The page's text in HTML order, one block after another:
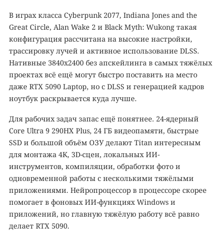
В играх класса Cyberpunk 2077, Indiana Jones and the
Great Circle, Alan Wake 2 и Black Myth: Wukong такая
конфигурация рассчитана на высокие настройки,
трассировку лучей и активное использование DLSS.
Нативные 3840x2400 без апскейлинга в самых тяжёлых
проектах всё ещё могут быстро поставить на место
даже RTX 5090 Laptop, но с DLSS и генерацией кадров
ноутбук раскрывается куда лучше.
Для рабочих задач запас ещё понятнее. 24-ядерный
Core Ultra 9 290HX Plus, 24 ГБ видеопамяти, быстрые
SSD и большой объём ОЗУ делают Titan интересным
для монтажа 4K, 3D-сцен, локальных ИИ-
инструментов, компиляции, обработки фото и
одновременной работы с несколькими тяжёлыми
приложениями. Нейропроцессор в процессоре скорее
помогает в фоновых ИИ-функциях Windows и
приложений, но главную тяжёлую работу всё равно
делает RTX 5090.